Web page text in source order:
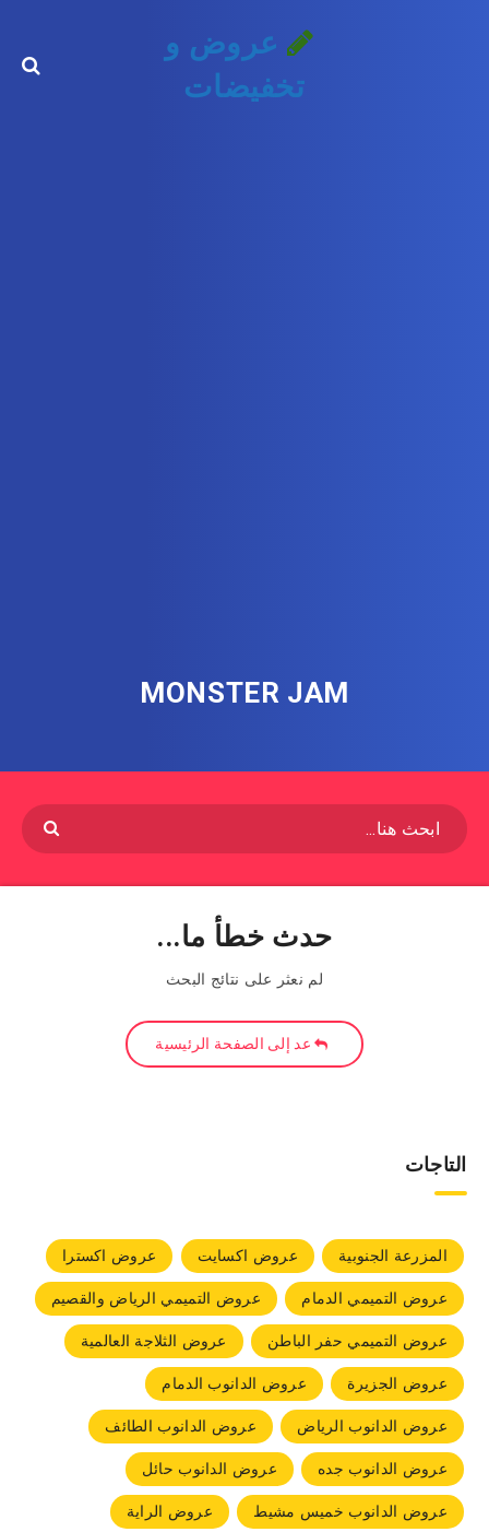
عروض و
تخفيضات
MONSTER JAM
حدث خطأ ما...
لم نعثر على نتائج البحث
عد إلى الصفحة الرئيسية
التاجات
المزرعة الجنوبية عروض اكسايت
عروض اكسترا
عروض التميمي الدمام
عروض التميمي الرياض والقصيم
عروض التميمي حفر الباطن
عروض الثلاجة العالمية
عروض الجزيرة
عروض الدانوب الدمام
عروض الدانوب الرياض
عروض الدانوب الطائف
عروض الدانوب جده
عروض الدانوب حائل
عروض الدانوب خميس مشيط
عروض الراية